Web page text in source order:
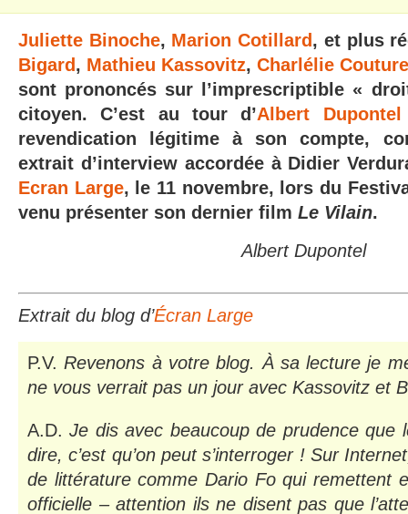
Juliette Binoche, Marion Cotillard , et plus
Bigard , Mathieu Kassovitz,Charlélie
sont prononcés sur l’imprescriptible «
citoyen. C’est au tour d’Albert Dupontel
revendication légitime à son compte,
extrait d’interview accordée à Didier
Ecran Large, le 11 novembre, lors du
venu présenter son dernier film Le Vilain.
Albert Dupontel
Extrait du blog d’Écran Large
P.V. Revenons à votre blog. À sa lecture je
ne vous verrait pas un jour avec Kassovitz et
A.D.Je dis avec beaucoup de prudence que
dire, c’est qu’on peut s’interroger ! Sur
de littérature comme Dario Fo qui remettent
officielle – attention ils ne disent pas que